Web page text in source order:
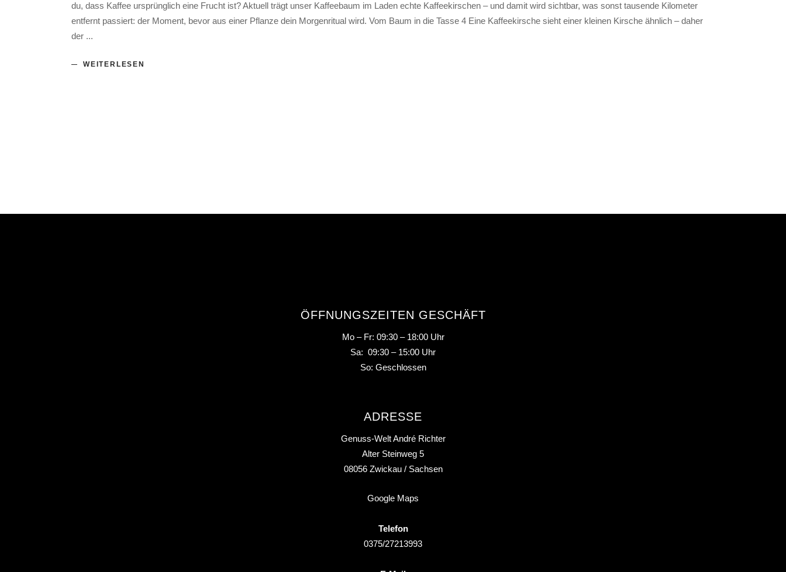
du, dass Kaffee ursprünglich eine Frucht ist? Aktuell trägt unser Kaffeebaum im Laden echte Kaffeekirschen – und damit wird sichtbar, was sonst tausende Kilometer
entfernt passiert: der Moment, bevor aus einer Pflanze dein Morgenritual wird. Vom Baum in die Tasse 4 Eine Kaffeekirsche sieht einer kleinen Kirsche ähnlich – daher
der
WEITERLESEN
ÖFFNUNGSZEITEN GESCHÄFT
Mo – Fr: 09:30 – 18:00 Uhr
Sa: 09:30 – 15:00 Uhr
So: Geschlossen
ADRESSE
Genuss-Welt André Richter
Alter Steinweg 5
08056 Zwickau / Sachsen
Google Maps
Telefon
0375/27213993